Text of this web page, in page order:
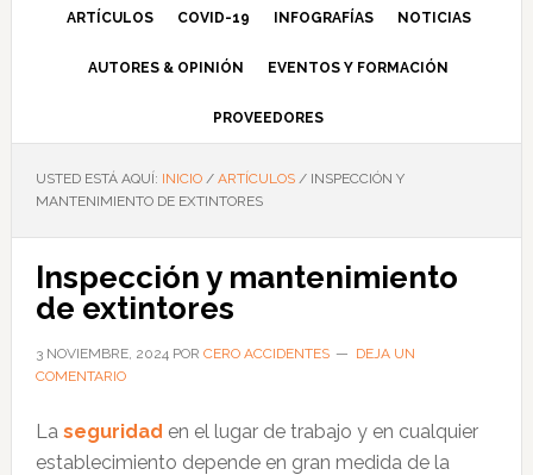
ARTÍCULOS COVID-19 INFOGRAFÍAS NOTICIAS
AUTORES & OPINIÓN EVENTOS Y FORMACIÓN
PROVEEDORES
USTED ESTÁ AQUÍ: INICIO / ARTÍCULOS /INSPECCIÓN Y
MANTENIMIENTO DE EXTINTORES
Inspección y mantenimiento
de extintores
3 NOVIEMBRE, 2024POR CERO ACCIDENTES
DEJA UN
COMENTARIO
La seguridad en el lugar de trabajo y en cualquier
establecimiento depende en gran medida de la